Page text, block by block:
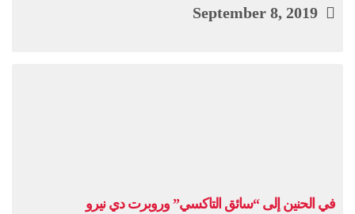
في الحنين إلى “سائق التاكسي” وروبرت دي نيرو